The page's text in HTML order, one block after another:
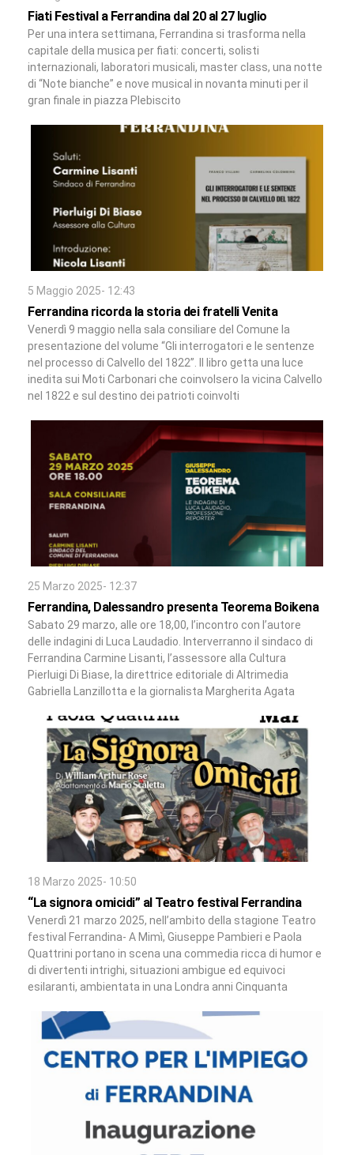
Fiati Festival a Ferrandina dal 20 al 27 luglio
Per una intera settimana, Ferrandina si trasforma nella
capitale della musica per fiati: concerti, solisti
internazionali, laboratori musicali, master class, una notte
di “Note bianche” e nove musical in novanta minuti per il
gran finale in piazza Plebiscito
5 Maggio 2025- 12:43
Ferrandina ricorda la storia dei fratelli Venita
Venerdì 9 maggio nella sala consiliare del Comune la
presentazione del volume “Gli interrogatori e le sentenze
nel processo di Calvello del 1822”. Il libro getta una luce
inedita sui Moti Carbonari che coinvolsero la vicina Calvello
nel 1822 e sul destino dei patrioti coinvolti
25 Marzo 2025- 12:37
Ferrandina, Dalessandro presenta Teorema Boikena
Sabato 29 marzo, alle ore 18,00, l’incontro con l’autore
delle indagini di Luca Laudadio. Interverranno il sindaco di
Ferrandina Carmine Lisanti, l’assessore alla Cultura
Pierluigi Di Biase, la direttrice editoriale di Altrimedia
Gabriella Lanzillotta e la giornalista Margherita Agata
18 Marzo 2025- 10:50
“La signora omicidi” al Teatro festival Ferrandina
Venerdì 21 marzo 2025, nell’ambito della stagione Teatro
festival Ferrandina- A Mimì, Giuseppe Pambieri e Paola
Quattrini portano in scena una commedia ricca di humor e
di divertenti intrighi, situazioni ambigue ed equivoci
esilaranti, ambientata in una Londra anni Cinquanta